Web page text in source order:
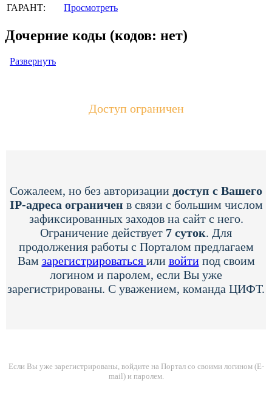
ГАРАНТ:
Просмотреть
Дочерние коды (кодов: нет)
Развернуть
Доступ ограничен
Сожалеем, но без авторизации доступ с Вашего
IP-адреса ограничен в связи с большим числом
зафиксированных заходов на сайт с него.
Ограничение действует 7 суток. Для
продолжения работы с Порталом предлагаем
Вам зарегистрироваться или войтипод своим
логином и паролем, если Вы уже
зарегистрированы. С уважением, команда ЦИФТ.
Если Вы уже зарегистрированы, войдите на Портал со своими логином (E-
mail) и паролем.